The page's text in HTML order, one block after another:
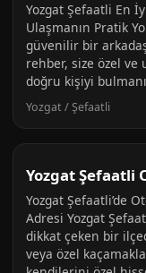
Yozgat Şefaatli En
Ulaşmanın Pratik
güvenilir bir
rehber, size özel
doğru kişiyi
Yozgat / Şefaatli
Yozgat Şefaatli
Yozgat Şefaatli’de
Adresi Yozgat
dikkat çeken bir
veya özel